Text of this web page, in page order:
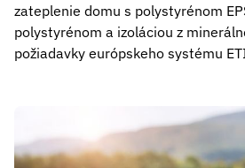
zateplenie domu s polystyrénom
polystyrénom a izoláciou z
požiadavky európskeho systému